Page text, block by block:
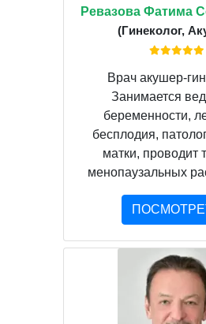
Ревазова Фатима
(Гинеколог,
Врач акушер-
Занимается
беременности,
бесплодия,
матки, проводит
менопаузальных